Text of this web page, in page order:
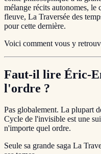
mélange récits autonomes, le
fleuve, La Traversée des
pour cette dernière.
Voici comment vous y
Faut-il lire Éric-
l'ordre ?
Pas globalement. La plupart
Cycle de l'invisible est une
n'importe quel ordre.
Seule sa grande saga La